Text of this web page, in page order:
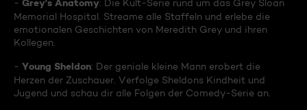
- Grey's Anatomy: Die Kult-Serie rund um das Grey Sloan
Memorial Hospital. Streame alle Staffeln und erlebe die
emotionalen Geschichten von Meredith Grey und ihren
Kollegen.
- Young Sheldon: Der geniale kleine Mann erobert die
Herzen der Zuschauer. Verfolge Sheldons Kindheit und
Jugend und schau dir alle Folgen der Comedy-Serie an.